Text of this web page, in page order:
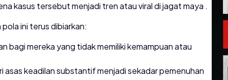
kasus tersebut menjadi tren atau viral di jagat maya .
ini terus dibiarkan:
bagi mereka yang tidak memiliki kemampuan atau
keadilan substantif menjadi sekadar pemenuhan